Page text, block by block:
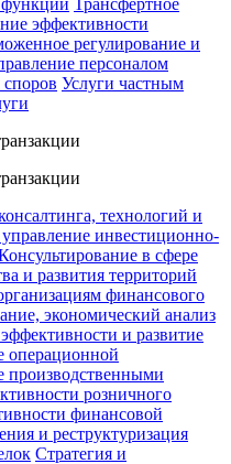
функции Трансфертное
эффективности
регулирование и
персоналом
Услуги частным
технологий и
инвестиционно-
в сфере
и развития территорий
финансового
экономический анализ
и развитие
производственными
розничного
финансовой
и реструктуризация
Стратегия и